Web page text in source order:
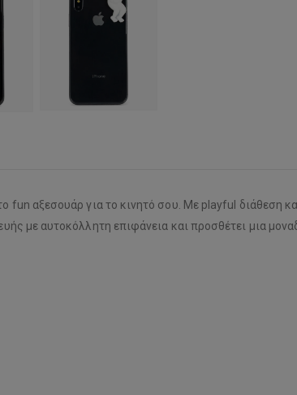
fun αξεσουάρ για το κινητό σου. Με playful διάθεση
με αυτοκόλλητη επιφάνεια και προσθέτει μια